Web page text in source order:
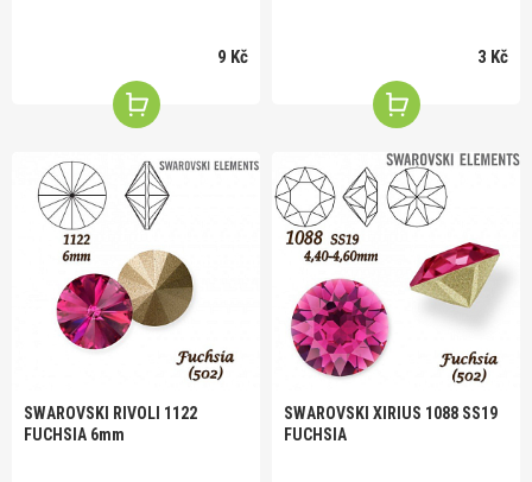
9 Kč 3 Kč
SWAROVSKI RIVOLI 1122
FUCHSIA 6mm
SWAROVSKI XIRIUS 1088 SS19
FUCHSIA